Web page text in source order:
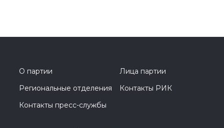
О партии
Лица партии
Региональные отделения
Контакты РИК
Контакты пресс-службы